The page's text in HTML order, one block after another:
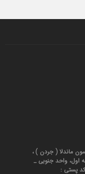
ماندلا ( جردن ) ،
( صداقت )، پلاک ۶، طبقه اول، واحد جنوبی _
پستی :